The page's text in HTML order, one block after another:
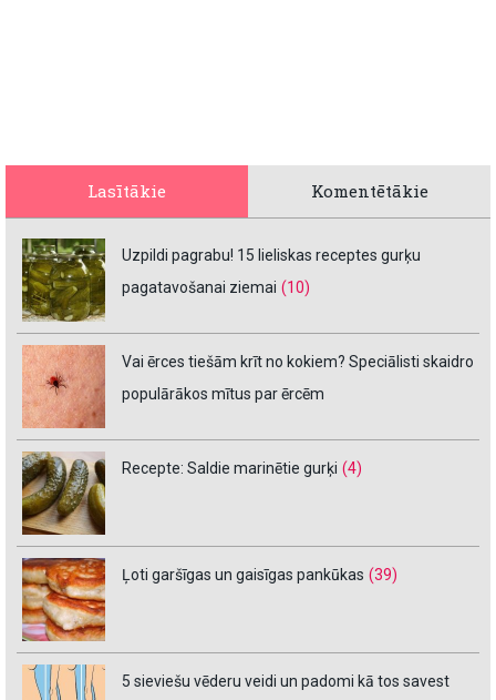
Lasītākie Komentētākie
Uzpildi pagrabu! 15 lieliskas receptes gurķu
pagatavošanai ziemai (10)
Vai ērces tiešām krīt no kokiem? Speciālisti skaidro
populārākos mītus par ērcēm
Recepte: Saldie marinētie gurķi (4)
Ļoti garšīgas un gaisīgas pankūkas (39)
5 sieviešu vēderu veidi un padomi kā tos savest